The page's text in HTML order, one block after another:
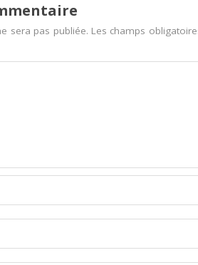
sera pas publiée. Les champs